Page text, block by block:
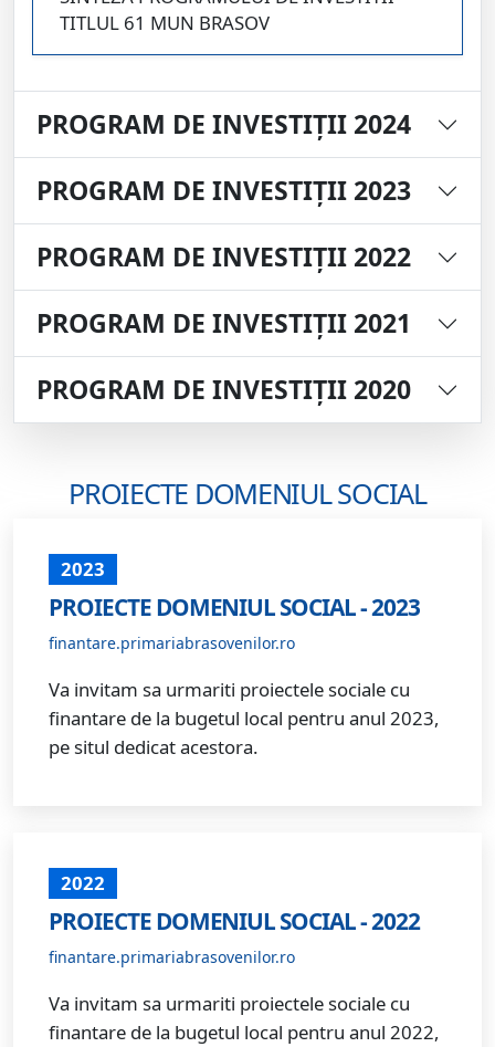
TITLUL 61 MUN BRASOV
PROGRAM DE INVESTIȚII 2024
PROGRAM DE INVESTIȚII 2023
PROGRAM DE INVESTIȚII 2022
PROGRAM DE INVESTIȚII 2021
PROGRAM DE INVESTIȚII 2020
PROIECTE DOMENIUL SOCIAL
2023
PROIECTE DOMENIUL SOCIAL - 2023
finantare.primariabrasovenilor.ro
Va invitam sa urmariti proiectele sociale cu
finantare de la bugetul local pentru anul 2023,
pe situl dedicat acestora.
2022
PROIECTE DOMENIUL SOCIAL - 2022
finantare.primariabrasovenilor.ro
Va invitam sa urmariti proiectele sociale cu
finantare de la bugetul local pentru anul 2022,